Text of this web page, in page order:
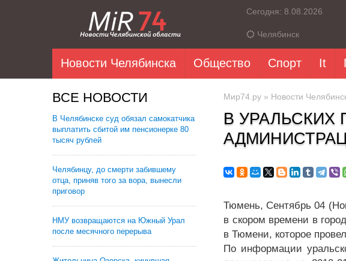
Сегодня: 8.08.2026
Челябинск
Новости Челябинска Общество Спорт It
ВСЕ НОВОСТИ
В Челябинске суд обязал самокатчика
выплатить сбитой им пенсионерке 80
тысяч рублей
Челябинцу, до смерти забившему
отца, приняв того за вора, вынесли
приговор
НМУ возвращаются на Южный Урал
после месячного перерыва
Мир74.ру » Новости
В
Тюмень, Сентябрь 04
в скором времени в
в Тюмени, которое
По информации